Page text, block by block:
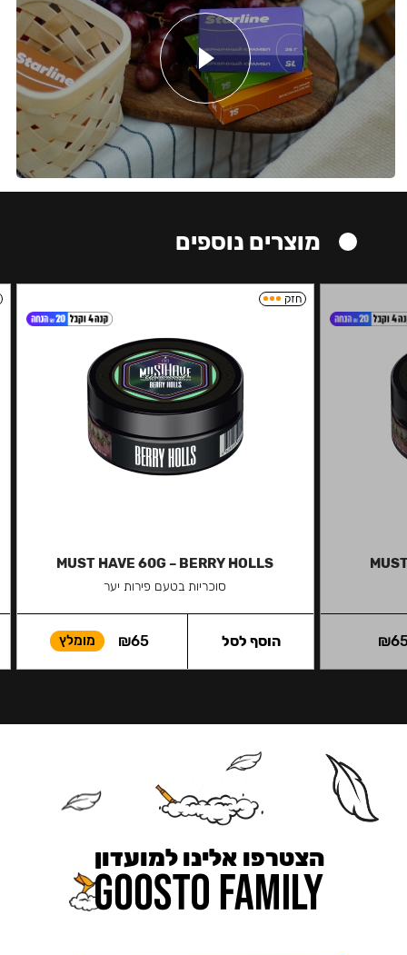
מוצרים נוספים
₪
חזק
MUST HAVE 60G – BERRY HOLLS
סוכריות בטעם פירות יער
₪65 מומלץ הוסף לסל
הצטרפו אלינו למועדון